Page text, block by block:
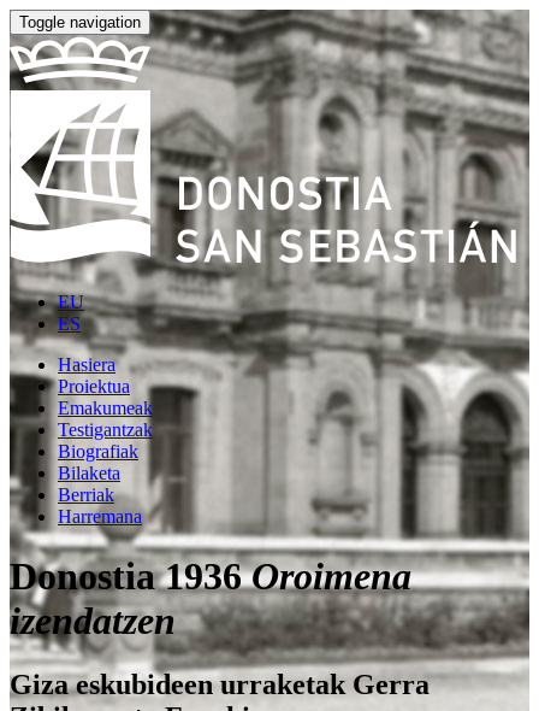
Toggle navigation
EU
ES
Hasiera
Proiektua
Emakumeak
Testigantzak
Biografiak
Bilaketa
Berriak
Harremana
Donostia 1936Oroimena
izendatzen
Giza eskubideen urraketak Gerra